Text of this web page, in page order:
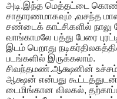
அடி.இந்த மெத்தட்டை
சாதாரணமாகவும் ,வசந்த
சண்டைக் காட்சிகளில் நாலு
வாங்காமலே பத்து பேரை
இடம் பெறாது
படங்களில் இருக்கலாம்.
சிவந்தமண்.ஆக்ஷனின்
ஆக்ஷன் என்பது
டைமிங்கான விலகல்,